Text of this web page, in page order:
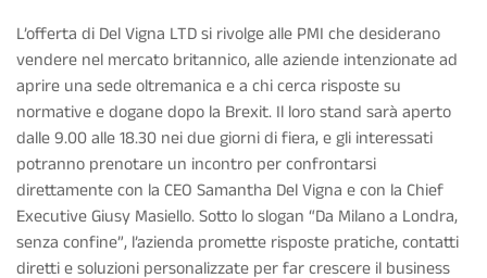
L’offerta di Del Vigna LTD si rivolge alle PMI che desiderano
vendere nel mercato britannico, alle aziende intenzionate ad
aprire una sede oltremanica e a chi cerca risposte su
normative e dogane dopo la Brexit. Il loro stand sarà aperto
dalle 9.00 alle 18.30 nei due giorni di fiera, e gli interessati
potranno prenotare un incontro per confrontarsi
direttamente con la CEO Samantha Del Vigna e con la Chief
Executive Giusy Masiello. Sotto lo slogan “Da Milano a Londra,
senza confine”, l’azienda promette risposte pratiche, contatti
diretti e soluzioni personalizzate per far crescere il business